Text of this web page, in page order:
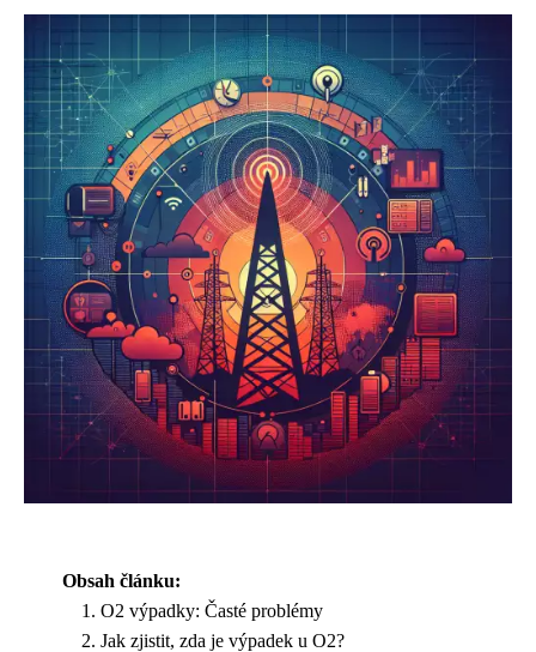
Obsah článku:
O2 výpadky: Časté problémy
Jak zjistit, zda je výpadek u O2?